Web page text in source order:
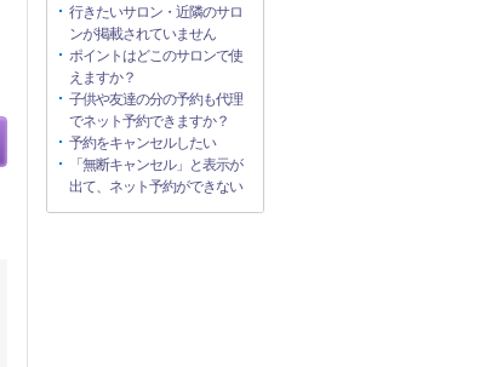
行きたいサロン・近隣のサロ
ンが掲載されていません
ポイントはどこのサロンで使
えますか？
子供や友達の分の予約も代理
でネット予約できますか？
予約をキャンセルしたい
「無断キャンセル」と表示が
出て、ネット予約ができない